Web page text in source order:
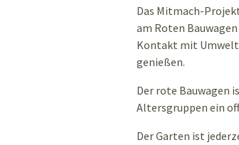
Das Mitmach-
am Roten
Kontakt mit
genießen.
Der rote Bauwagen
Altersgruppen ein
Der Garten ist